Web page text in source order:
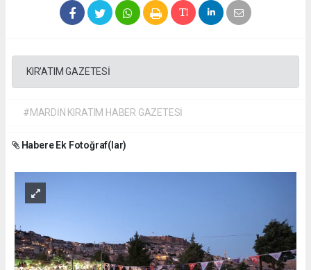
KIR'ATIM GAZETESİ
#MARDİN KIRATIM HABER GAZETESİ
Habere Ek Fotoğraf(lar)